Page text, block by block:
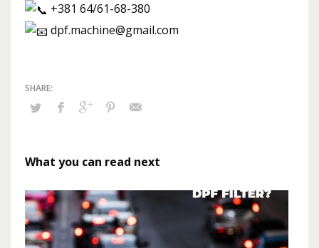
+381 64/61-68-380
dpf.machine@gmail.com
What you can read next